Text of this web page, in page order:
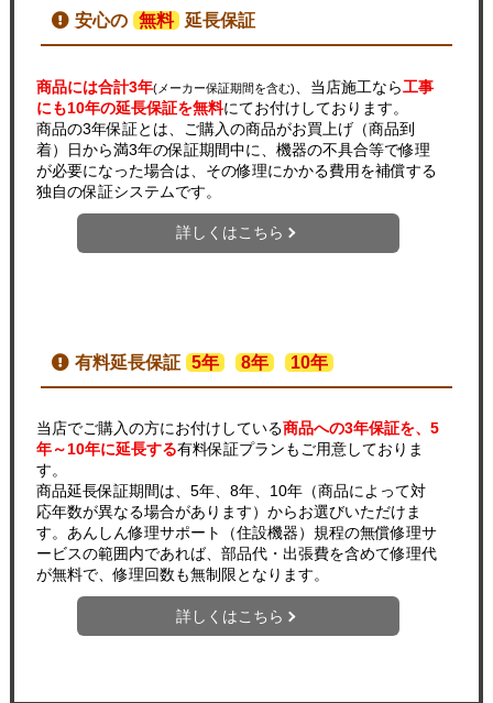
安心の 無料 延長保証
商品には合計3年(メーカー保証期間を含む) 、当店施工なら工事
にも10年の延長保証を無料にてお付けしております。
商品の3年保証とは、ご購入の商品がお買上げ（商品到
着）日から満3年の保証期間中に、機器の不具合等で修理
が必要になった場合は、その修理にかかる費用を補償する
独自の保証システムです。
詳しくはこちら
有料延長保証 5年 8年 10年
当店でご購入の方にお付けしている商品への3年保証を、5
年～10年に延長する有料保証プランもご用意しておりま
す。
商品延長保証期間は、5年、8年、10年（商品によって対
応年数が異なる場合があります）からお選びいただけま
す。あんしん修理サポート（住設機器）規程の無償修理サ
ービスの範囲内であれば、部品代・出張費を含めて修理代
が無料で、修理回数も無制限となります。
詳しくはこちら